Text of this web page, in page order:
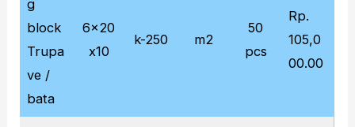
g
block
Trupa
ve /
bata
6x20
x10
k-250 m2
50
pcs
Rp.
105,0
00.00